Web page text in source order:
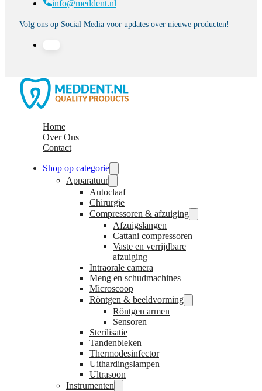
info@meddent.nl
Volg ons op Social Media voor updates over nieuwe producten!
Home
Over Ons
Contact
Shop op categorie
Apparatuur
Autoclaaf
Chirurgie
Compressoren & afzuiging
Afzuigslangen
Cattani compressoren
Vaste en verrijdbare
afzuiging
Intraorale camera
Meng en schudmachines
Microscoop
Röntgen & beeldvorming
Röntgen armen
Sensoren
Sterilisatie
Tandenbleken
Thermodesinfector
Uithardingslampen
Ultrasoon
Instrumenten